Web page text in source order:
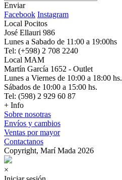
Enviar
Facebook Instagram
Local Pocitos
José Ellauri 986
Lunes a Sabado de 11:00 a 19:00hs
Tel: (+598) 2 708 2240
Local MAM
Martín García 1652 - Outlet
Lunes a Viernes de 10:00 a 18:00 hs.
Sábados de 10:00 a 15:00 hs.
Tel: (598) 2 929 60 87
+ Info
Sobre nosotras
Envíos y cambios
Ventas por mayor
Contactanos
Copyright, Marí Mada 2026
×